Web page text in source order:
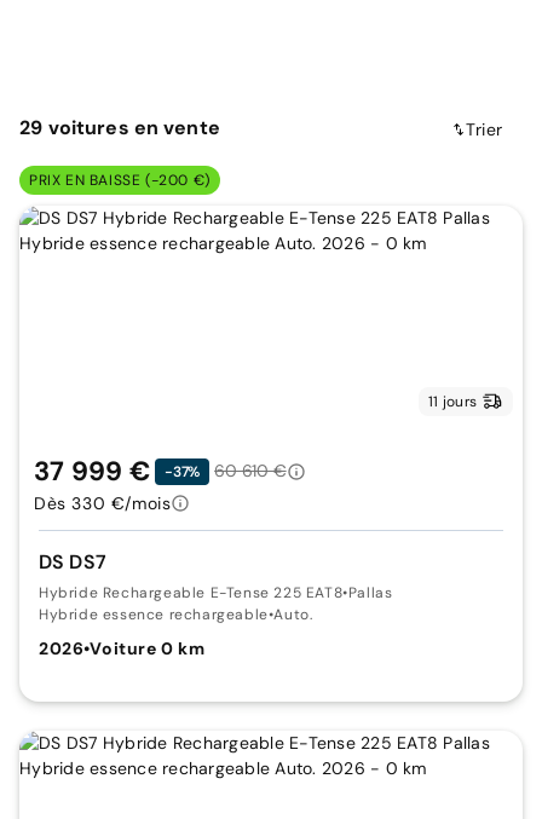
29 voitures en vente Trier
PRIX EN BAISSE (-200 €)
11 jours
DS DS7
Hybride Rechargeable E-Tense 225 EAT8•Pallas
Hybride essence rechargeable•Auto.
2026•Voiture 0 km
37 999 € -37%
60 610 €
Dès 330 €/mois